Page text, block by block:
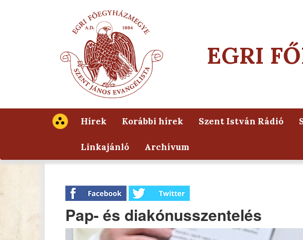
EGRI
Hírek Korábbi hírek Szent István Rádió
Linkajánló Archívum
Pap- és diakónusszentelés